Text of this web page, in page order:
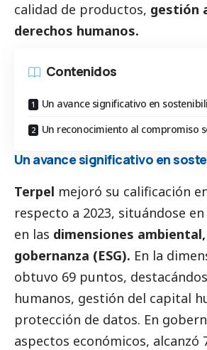
calidad de productos, gestión
derechos humanos.
Contenidos
Un avance significativo en
Un reconocimiento al compromiso
Un avance significativo en
Terpel mejoró su calificación
respecto a 2023, situándose
en las dimensiones ambiental,
gobernanza (ESG). En la
obtuvo 69 puntos,
humanos, gestión del capital
protección de datos. En
aspectos económicos, alcanzó